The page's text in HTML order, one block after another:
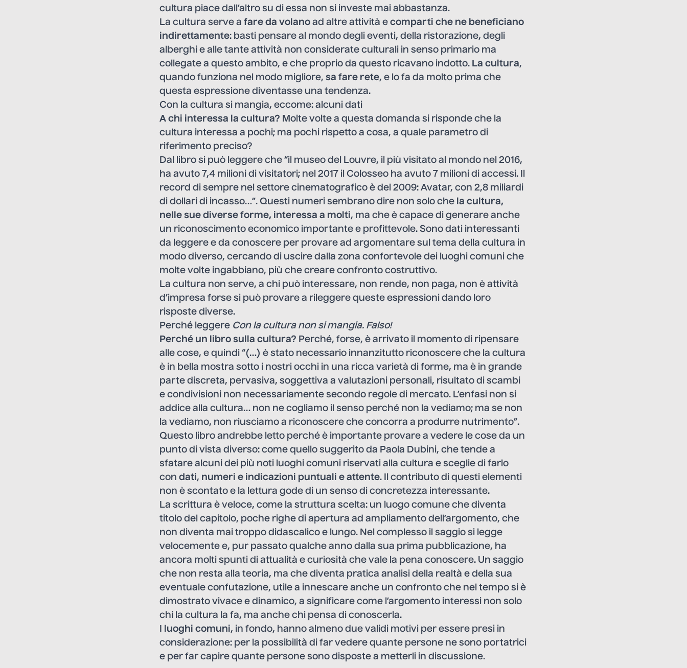
cultura piace dall’altro su di essa non si investe mai abbastanza.
La cultura serve a fare da volano ad altre attività e comparti che ne beneficiano
indirettamente: basti pensare al mondo degli eventi, della ristorazione, degli
alberghi e alle tante attività non considerate culturali in senso primario ma
collegate a questo ambito, e che proprio da questo ricavano indotto. La cultura,
quando funziona nel modo migliore, sa fare rete, e lo fa da molto prima che
questa espressione diventasse una tendenza.
Con la cultura si mangia, eccome: alcuni dati
A chi interessa la cultura? Molte volte a questa domanda si risponde che la
cultura interessa a pochi; ma pochi rispetto a cosa, a quale parametro di
riferimento preciso?
Dal libro si può leggere che “il museo del Louvre, il più visitato al mondo nel 2016,
ha avuto 7,4 milioni di visitatori; nel 2017 il Colosseo ha avuto 7 milioni di accessi. Il
record di sempre nel settore cinematografico è del 2009: Avatar, con 2,8 miliardi
di dollari di incasso…”. Questi numeri sembrano dire non solo che la cultura,
nelle sue diverse forme, interessa a molti, ma che è capace di generare anche
un riconoscimento economico importante e profittevole. Sono dati interessanti
da leggere e da conoscere per provare ad argomentare sul tema della cultura in
modo diverso, cercando di uscire dalla zona confortevole dei luoghi comuni che
molte volte ingabbiano, più che creare confronto costruttivo.
La cultura non serve, a chi può interessare, non rende, non paga, non è attività
d’impresa forse si può provare a rileggere queste espressioni dando loro
risposte diverse.
Perché leggere Con la cultura non si mangia. Falso!
Perché un libro sulla cultura? Perché, forse, è arrivato il momento di ripensare
alle cose, e quindi “(…) è stato necessario innanzitutto riconoscere che la cultura
è in bella mostra sotto i nostri occhi in una ricca varietà di forme, ma è in grande
parte discreta, pervasiva, soggettiva a valutazioni personali, risultato di scambi
e condivisioni non necessariamente secondo regole di mercato. L’enfasi non si
addice alla cultura… non ne cogliamo il senso perché non la vediamo; ma se non
la vediamo, non riusciamo a riconoscere che concorra a produrre nutrimento”.
Questo libro andrebbe letto perché è importante provare a vedere le cose da un
punto di vista diverso: come quello suggerito da Paola Dubini, che tende a
sfatare alcuni dei più noti luoghi comuni riservati alla cultura e sceglie di farlo
con dati, numeri e indicazioni puntuali e attente. Il contributo di questi elementi
non è scontato e la lettura gode di un senso di concretezza interessante.
La scrittura è veloce, come la struttura scelta: un luogo comune che diventa
titolo del capitolo, poche righe di apertura ad ampliamento dell’argomento, che
non diventa mai troppo didascalico e lungo. Nel complesso il saggio si legge
velocemente e, pur passato qualche anno dalla sua prima pubblicazione, ha
ancora molti spunti di attualità e curiosità che vale la pena conoscere. Un saggio
che non resta alla teoria, ma che diventa pratica analisi della realtà e della sua
eventuale confutazione, utile a innescare anche un confronto che nel tempo si è
dimostrato vivace e dinamico, a significare come l’argomento interessi non solo
chi la cultura la fa, ma anche chi pensa di conoscerla.
luoghi comuni, in fondo, hanno almeno due validi motivi per essere presi in
considerazione: per la possibilità di far vedere quante persone ne sono portatrici
e per far capire quante persone sono disposte a metterli in discussione.